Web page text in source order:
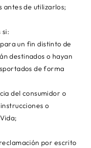
antes de utilizarlos;
si:
un fin distinto de
destinados o hayan
de forma
del consumidor o
o
por escrito